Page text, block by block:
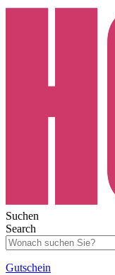
Suchen
Search
Gutschein